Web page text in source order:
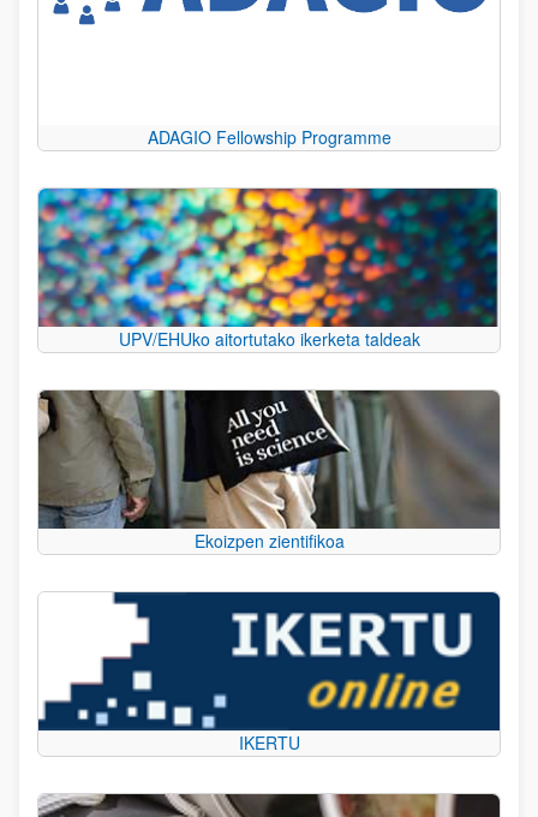
ADAGIO Fellowship Programme
UPV/EHUko aitortutako ikerketa taldeak
Ekoizpen zientifikoa
IKERTU